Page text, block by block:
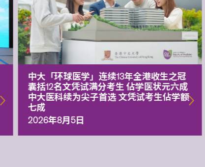
中大「环球医学」连续13年全港收生之冠
囊括12名文凭试满分考生 佔学医状元六成
中大医科续为尖子首选 文凭试考生佔学额
七成
2026年8月5日